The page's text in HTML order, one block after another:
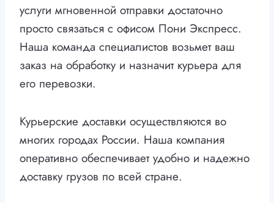
услуги мгновенной отправки достаточно
просто связаться с офисом Пони Экспресс.
Наша команда специалистов возьмет ваш
заказ на обработку и назначит курьера для
его перевозки.
Курьерские доставки осуществляются во
многих городах России. Наша компания
оперативно обеспечивает удобно и надежно
доставку грузов по всей стране.